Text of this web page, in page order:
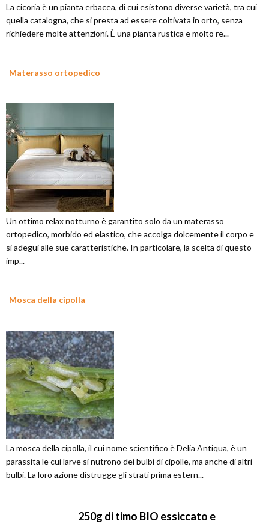
La cicoria è un pianta erbacea, di cui esistono diverse varietà, tra cui
quella catalogna, che si presta ad essere coltivata in orto, senza
richiedere molte attenzioni. È una pianta rustica e molto re...
Materasso ortopedico
Un ottimo relax notturno è garantito solo da un materasso
ortopedico, morbido ed elastico, che accolga dolcemente il corpo e
si adegui alle sue caratteristiche. In particolare, la scelta di questo
imp...
Mosca della cipolla
La mosca della cipolla, il cui nome scientifico è Delia Antiqua, è un
parassita le cui larve si nutrono dei bulbi di cipolle, ma anche di altri
bulbi. La loro azione distrugge gli strati prima estern...
250g di timo BIO essiccato e